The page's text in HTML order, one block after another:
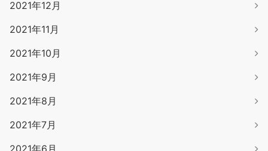
2021年12月
2021年11月
2021年10月
2021年9月
2021年8月
2021年7月